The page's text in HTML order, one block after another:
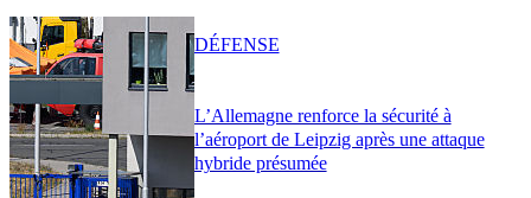
L’Allemagne renforce la sécurité à
l’aéroport de Leipzig après une attaque
hybride présumée
DÉFENSE